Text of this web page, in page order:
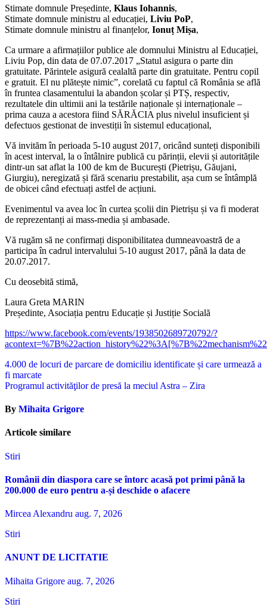
Stimate domnule Președinte, Klaus Iohannis,
Stimate domnule ministru al educației, Liviu PoP,
Stimate domnule ministru al finanțelor, Ionuț Mișa,
Ca urmare a afirmațiilor publice ale domnului Ministru al Educației,
Liviu Pop, din data de 07.07.2017 „Statul asigura o parte din
gratuitate. Părintele asigură cealaltă parte din gratuitate. Pentru copil
e gratuit. El nu plătește nimic”, corelată cu faptul că România se află
în fruntea clasamentului la abandon școlar și PTȘ, respectiv,
rezultatele din ultimii ani la testările naționale și internaționale –
prima cauza a acestora fiind SĂRĂCIA plus nivelul insuficient și
defectuos gestionat de investiții în sistemul educațional,
Vă invităm în perioada 5-10 august 2017, oricând sunteți disponibili
în acest interval, la o întâlnire publică cu părinții, elevii și autoritățile
dintr-un sat aflat la 100 de km de București (Pietrișu, Găujani,
Giurgiu), neregizată și fără scenariu prestabilit, așa cum se întâmplă
de obicei când efectuați astfel de acțiuni.
Evenimentul va avea loc în curtea școlii din Pietrișu și va fi moderat
de reprezentanți ai mass-media și ambasade.
Vă rugăm să ne confirmați disponibilitatea dumneavoastră de a
participa în cadrul intervalului 5-10 august 2017, până la data de
20.07.2017.
Cu deosebită stimă,
Laura Greta MARIN
Președinte, Asociația pentru Educație și Justiție Socială
https://www.facebook.com/events/1938502689720792/?
Navigare
în
4.000 de locuri de parcare de domiciliu identificate și care urmează a
fi marcate
Programul activităţilor de presă la meciul Astra – Zira
By Mihaita Grigore
Articole similare
Stiri
Românii din diaspora care se întorc acasă pot primi până la
200.000 de euro pentru a-și deschide o afacere
Mircea Alexandru aug. 7, 2026
Stiri
ANUNT DE LICITATIE
Mihaita Grigore aug. 7, 2026
Stiri